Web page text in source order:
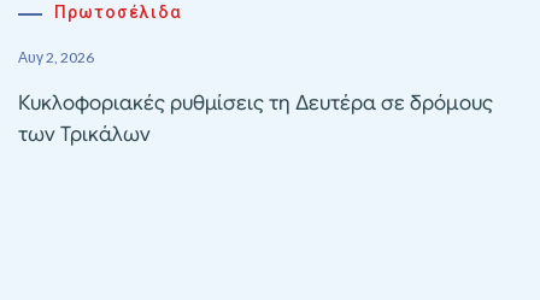
Πρωτοσέλιδα
Αυγ 2, 2026
Κυκλοφοριακές ρυθμίσεις τη Δευτέρα σε δρόμους
των Τρικάλων